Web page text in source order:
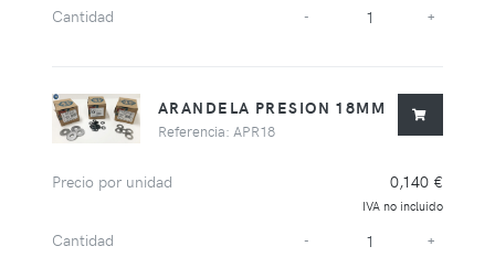
Cantidad - +
ARANDELA PRESION 18MM
Referencia: APR18
Precio por unidad 0,140 €
IVA no incluido
Cantidad - +